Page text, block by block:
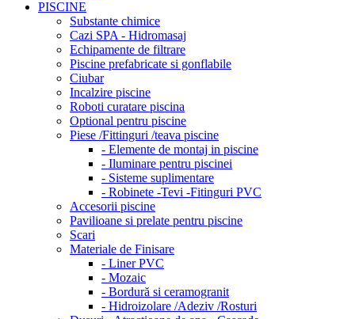
PISCINE
Substante chimice
Cazi SPA - Hidromasaj
Echipamente de filtrare
Piscine prefabricate si gonflabile
Ciubar
Incalzire piscine
Roboti curatare piscina
Optional pentru piscine
Piese /Fittinguri /teava piscine
- Elemente de montaj in piscine
- Iluminare pentru piscinei
- Sisteme suplimentare
- Robinete -Tevi -Fitinguri PVC
Accesorii piscine
Pavilioane si prelate pentru piscine
Scari
Materiale de Finisare
- Liner PVC
- Mozaic
- Bordură si ceramogranit
- Hidroizolare /Adeziv /Rosturi